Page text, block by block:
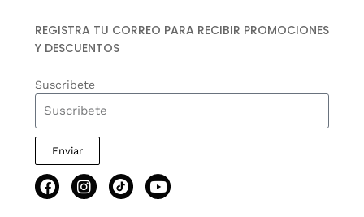
REGISTRA TU CORREO PARA RECIBIR PROMOCIONES
Y DESCUENTOS
Suscribete
Enviar